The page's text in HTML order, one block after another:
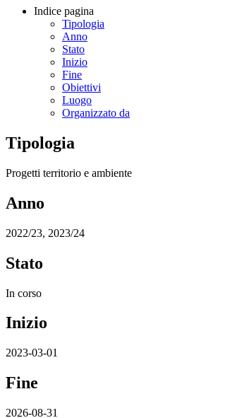
Indice pagina
Tipologia
Anno
Stato
Inizio
Fine
Obiettivi
Luogo
Organizzato da
Tipologia
Progetti territorio e ambiente
Anno
2022/23, 2023/24
Stato
In corso
Inizio
2023-03-01
Fine
2026-08-31